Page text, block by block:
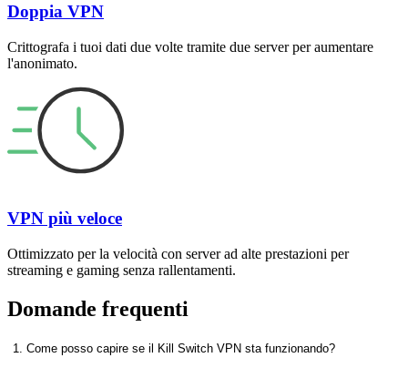
Doppia VPN
Crittografa i tuoi dati due volte tramite due server per aumentare
l'anonimato.
VPN più veloce
Ottimizzato per la velocità con server ad alte prestazioni per
streaming e gaming senza rallentamenti.
Domande frequenti
1. Come posso capire se il Kill Switch VPN sta funzionando?